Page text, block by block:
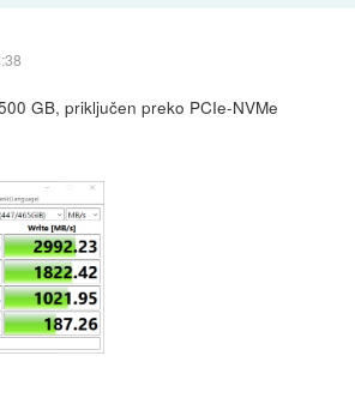
GB, priključen preko PCIe-NVMe